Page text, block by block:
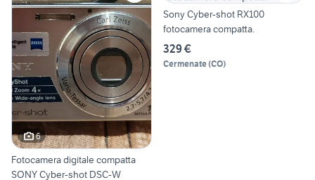
6
Fotocamera digitale compatta
SONY Cyber-shot DSC-W
Sony Cyber-shot RX100
fotocamera compatta.
329 €
Cermenate(CO)